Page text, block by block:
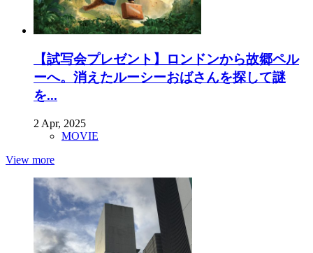
【試写会プレゼント】ロンドンから故郷ペル
ーへ。消えたルーシーおばさんを探して謎
を...
2 Apr, 2025
MOVIE
View more